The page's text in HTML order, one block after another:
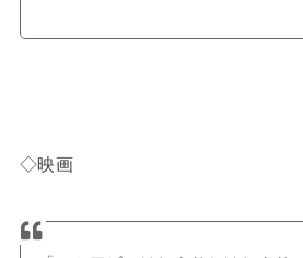
◇映画